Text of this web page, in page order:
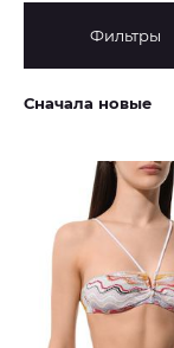
Фильтры
Сначала новые